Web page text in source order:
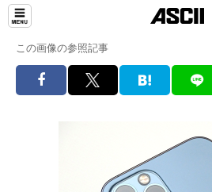
この画像の参照記事